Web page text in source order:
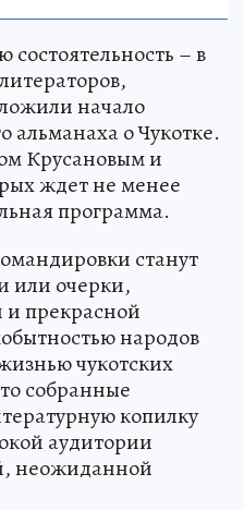
состоятельность – в
начало
альманаха о Чукотке.
Крусановым и
ждет не менее
программа.
станут
или очерки,
и прекрасной
народов
чукотских
собранные
копилку
аудитории
неожиданной